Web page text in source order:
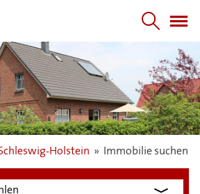
Holstein » Immobilie suchen